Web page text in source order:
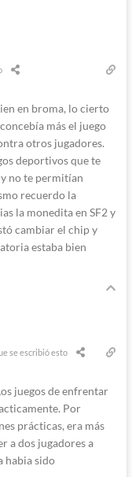
en broma, lo cierto
más el juego
otros jugadores.
deportivos que te
no te permitían
recuerdo la
la monedita en SF2 y
cambiar el chip y
estaba bien
se escribió esto
juegos de enfrentar
Por
prácticas, era más
a dos jugadores a
habia sido